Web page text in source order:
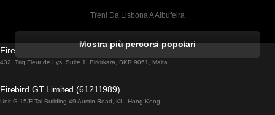
Treni Da Lisbona A Albufeira
Treni Da Lisbona A Lagos
Treni Da Lisbona A Madrid
Mostra più percorsi popolari
Firebird GT Limited (OC 1451)
432, Triq Fleur de Lys, Suite 1, Birkirkara, BKR 9061, Malta
Firebird GT Limited (61211989)
Unit G 15/F Tal Building 49 Austin Road, KL, Hong Kong